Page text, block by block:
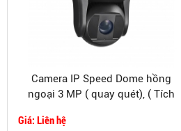
Camera IP Speed Dome hồng
ngoại 3 MP ( quay quét), ( Tích
Giá: Liên hệ